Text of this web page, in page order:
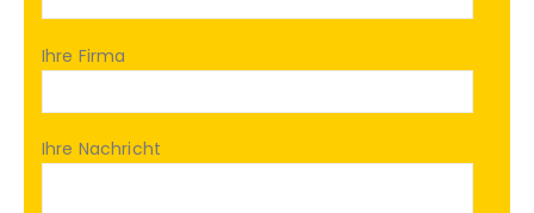
Ihre Firma
Ihre Nachricht